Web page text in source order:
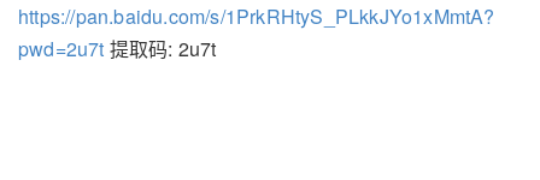
https://pan.baidu.com/s/1PrkRHtyS_PLkkJYo1xMmtA?
pwd=2u7t 提取码: 2u7t